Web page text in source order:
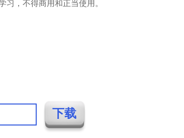
习，不得商用和正当使用。